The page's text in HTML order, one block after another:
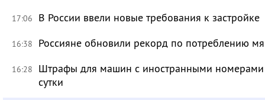
17:06 В России ввели новые требования к застройке
16:38 Россияне обновили рекорд по потреблению
16:28
Штрафы для машин с иностранными номерами
сутки